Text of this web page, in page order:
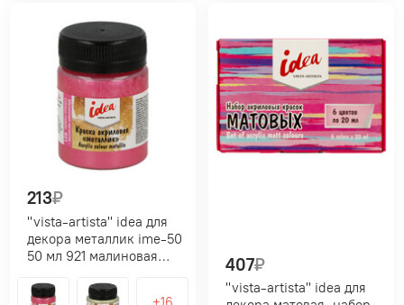
213₽
"vista-artista" idea для
декора металлик ime-50
50 мл 921 малиновая
metallic)
407₽
"vista-artista" idea для